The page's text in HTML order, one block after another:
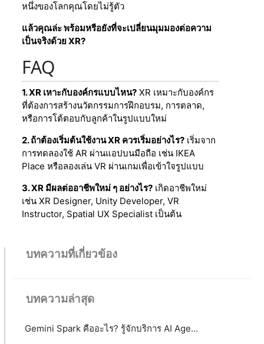
หนึ่งของโลกคุณโดยไม่รู้ตัว
แล้วคุณล่ะ พร้อมหรือยังที่จะเปลี่ยนมุมมองต่อความ
เป็นจริงด้วย XR?
FAQ
1. XR เหาะกับองค์กรแบบไหน? XR เหมาะกับองค์กร
ที่ต้องการสร้างนวัตกรรมการฝึกอบรม, การตลาด,
หรือการโต้ตอบกับลูกค้าในรูปแบบใหม่
2. ถ้าต้องเริ่มต้นใช้งาน XR ควรเริ่มอย่างไร? เริ่มจาก
การทดลองใช้ AR ผ่านแอปบนมือถือ เช่น IKEA
Place หรือลองเล่น VR ผ่านเกมเพื่อเข้าใจรูปแบบ
3. XR มีผลต่ออาชีพใหม่ ๆ อย่างไร? เกิดอาชีพใหม่
เช่น XR Designer, Unity Developer, VR
Instructor, Spatial UX Specialist เป็นต้น
บทความที่เกี่ยวข้อง
บทความล่าสุด
Gemini Spark คืออะไร? รู้จักบริการ AI Agent จาก Google